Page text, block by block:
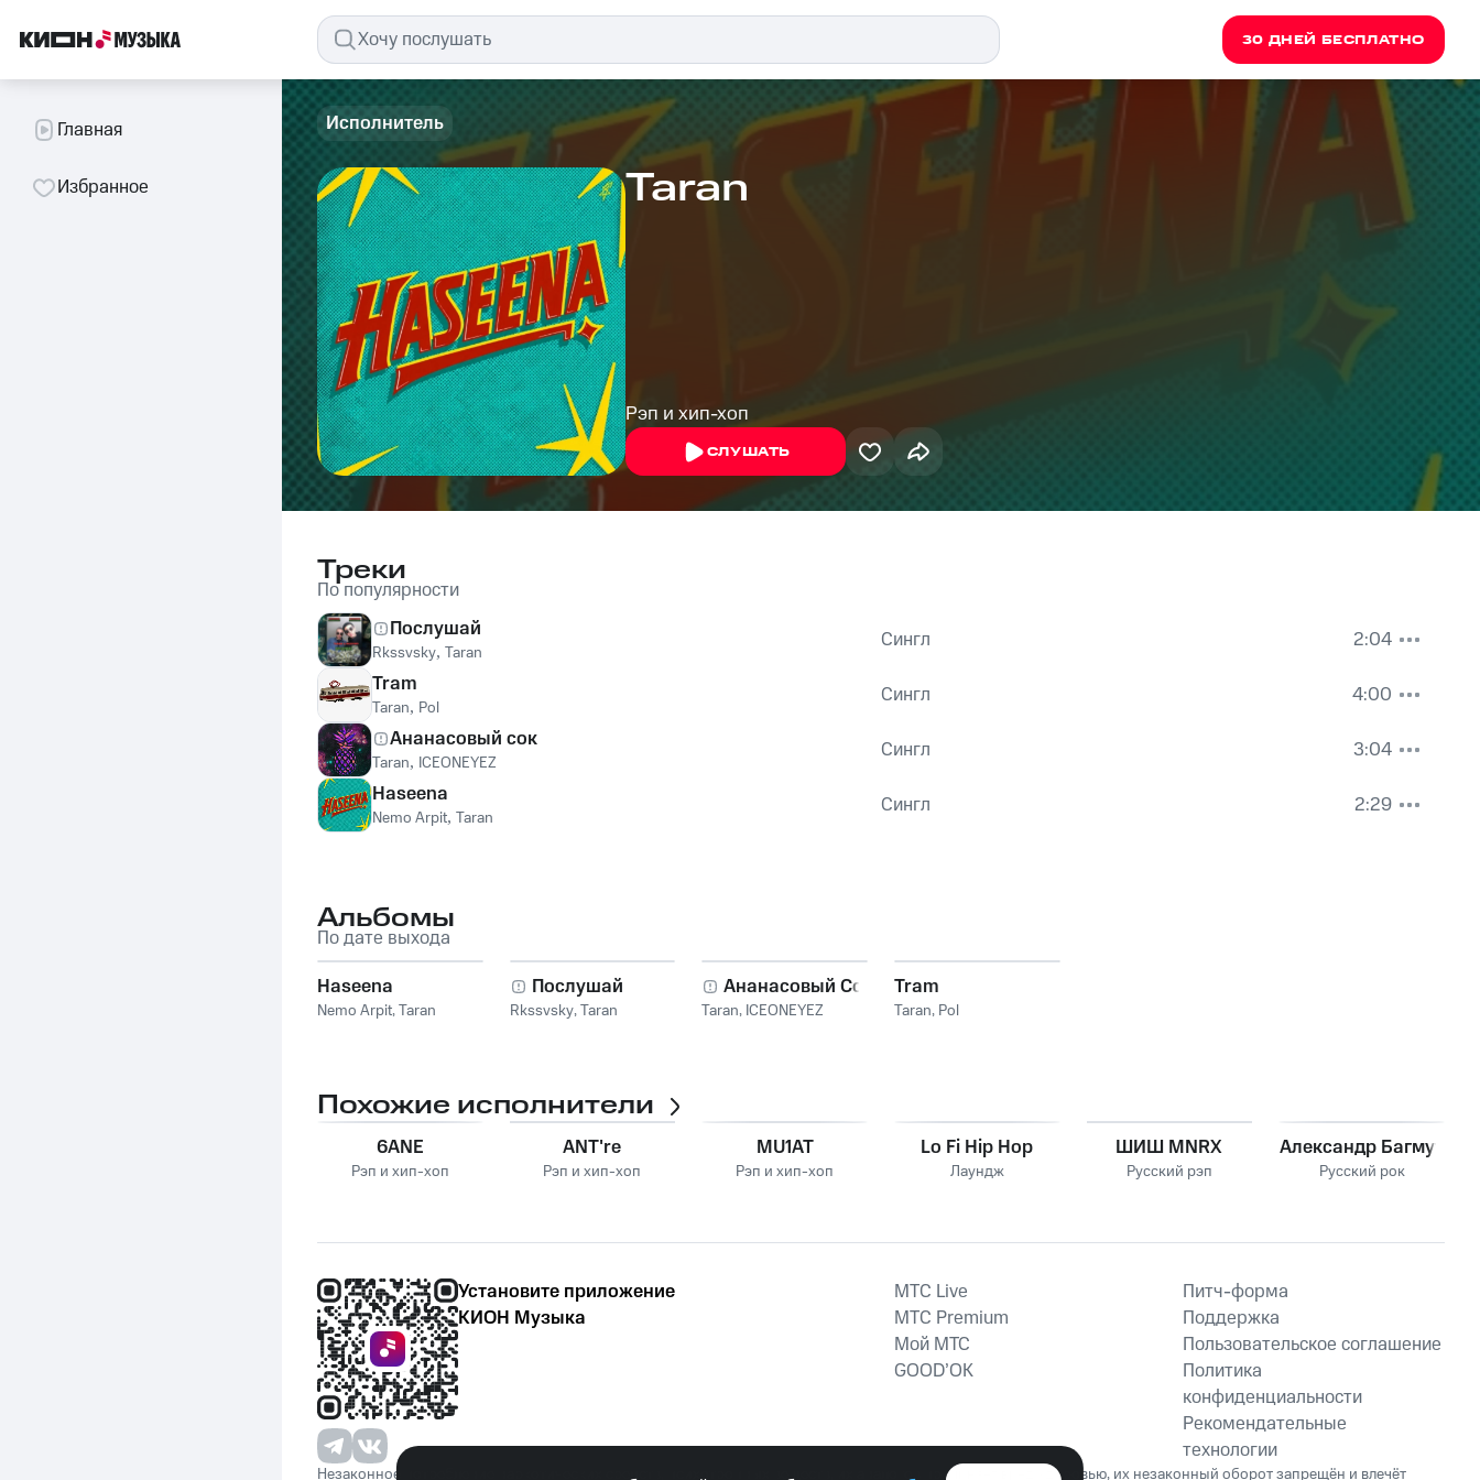
30 ДНЕЙ БЕСПЛАТНО
Главная
Избранное
Исполнитель
Taran
Рэп и хип-хоп
СЛУШАТЬ
Треки
По популярности
Послушай
Rkssvsky, Taran Сингл
2:04
Tram
Taran, Pol Сингл
4:00
Ананасовый сок
Taran, ICEONEYEZ Сингл
3:04
Haseena
Nemo Arpit, Taran Сингл 2:29
Альбомы
По дате выхода
Haseena
Nemo Arpit,Taran
Послушай
Rkssvsky,Taran
Ананасовый Cок
Taran, ICEONEYEZ
Tram
Taran, Pol
Похожие исполнители
6ANE
Рэп и хип-хоп
ANT're
Рэп и хип-хоп
MU1AT
Рэп и хип-хоп
Lo Fi Hip Hop
Лаундж
ШИШ MNRX
Русский рэп
Александр Багмут
Русский рок
Установите приложение
КИОН Музыка
MTС Live
MTС Premium
Мой МТС
GOOD’OK
Питч-форма
Поддержка
Пользовательское соглашение
Политика
конфиденциальности
Рекомендательные
технологии
Незаконное потребление наркотических средств, психотропных веществ, их аналогов причиняет вред здоровью, их незаконный оборот запрещён и влечёт